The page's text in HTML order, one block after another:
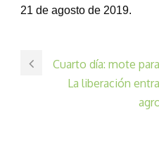
21 de agosto de 2019.
Cuarto día: mote
La liberación